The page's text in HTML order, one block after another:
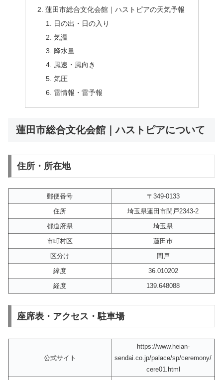
蓮田市総合文化会館｜ハストピアの天気予報
日の出・日の入り
気温
降水量
風速・風向き
気圧
雷情報・雷予報
蓮田市総合文化会館｜ハストピアについて
住所・所在地
郵便番号
〒349-0133
住所
埼玉県蓮田市閏戸2343-2
都道府県
埼玉県
市町村区
蓮田市
区分け
閏戸
緯度
36.010202
経度
139.648088
座席表・アクセス・駐車場
公式サイト
https://www.heian-
sendai.co.jp/palace/sp/ceremony/
cere01.html